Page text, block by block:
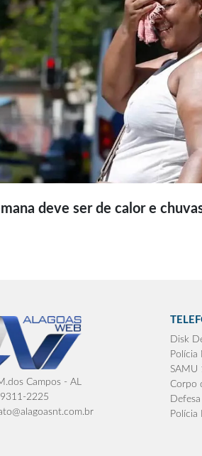
deve ser de calor e
Campos - AL
2225
Disk
SAMU
Corpo
Polícia